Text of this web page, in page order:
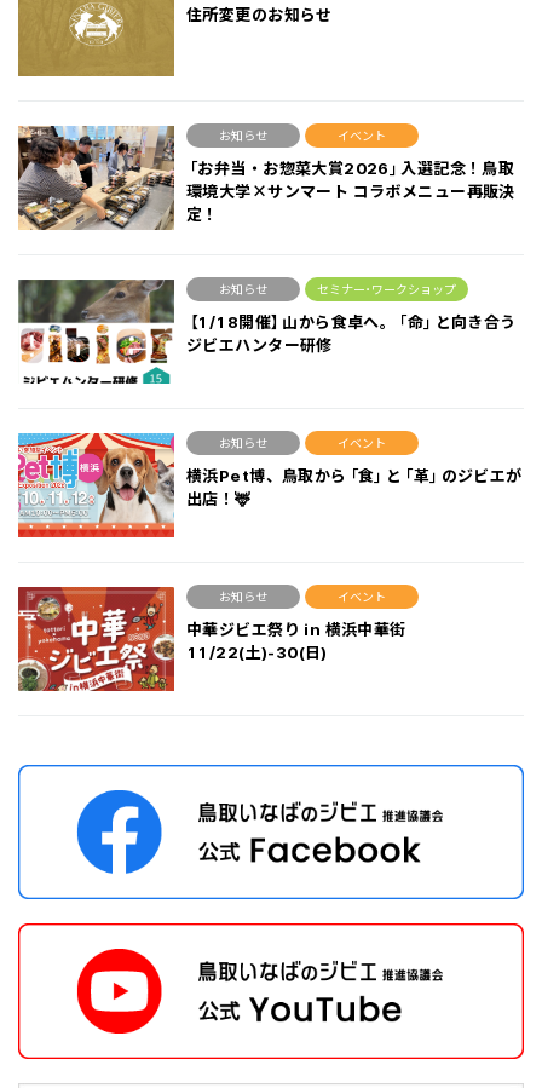
住所変更のお知らせ
お知らせ イベント
「お弁当・お惣菜大賞2026」入選記念！鳥取
環境大学×サンマート コラボメニュー再販決
定！
お知らせ セミナー･ワークショップ
【1/18開催】山から食卓へ。「命」と向き合う
ジビエハンター研修
お知らせ イベント
横浜Pet博、鳥取から「食」と「革」のジビエが
出店！🦌
お知らせ イベント
中華ジビエ祭り in 横浜中華街
11/22(土)-30(日)